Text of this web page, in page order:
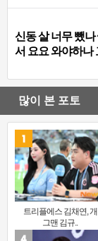
신동 살 너무 뺐
서 요요 와야하나
많이 본 포토
트리플에스 김채연, 개
그맨 김규..